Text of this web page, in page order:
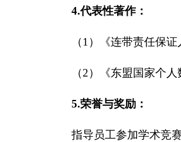
4.代表性著作：
（1）《连带责任保
（2）《东盟国家个
5.荣誉与奖励：
指导员工参加学术竞